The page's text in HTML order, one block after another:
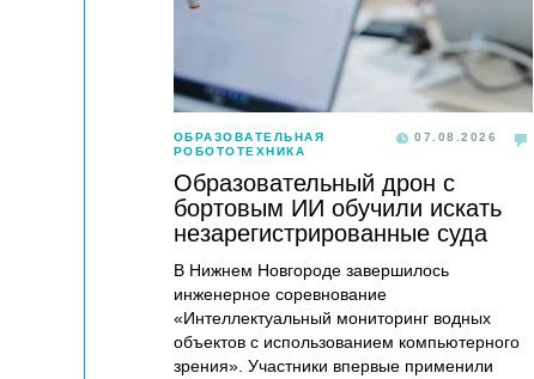
ОБРАЗОВАТЕЛЬНАЯ
РОБОТОТЕХНИКА
07.08.2026
Образовательный дрон с
бортовым ИИ обучили искать
незарегистрированные суда
В Нижнем Новгороде завершилось
инженерное соревнование
«Интеллектуальный мониторинг водных
объектов с использованием компьютерного
зрения». Участники впервые применили